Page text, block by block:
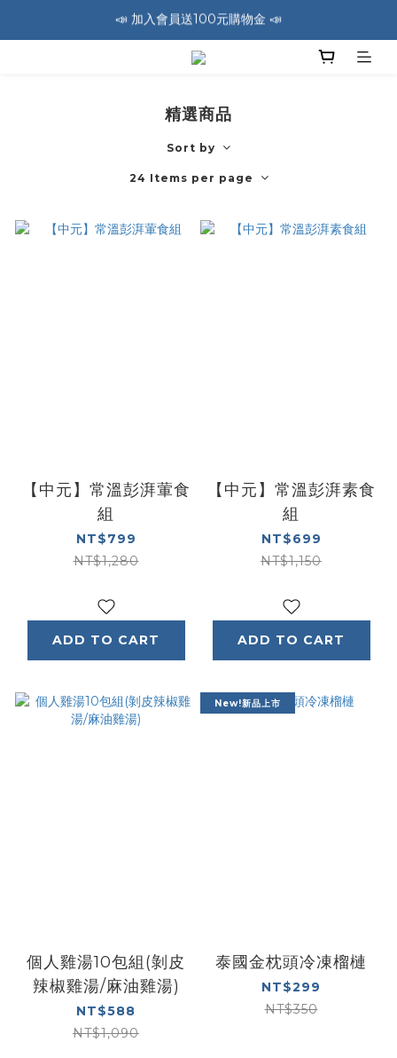
🚛 全館消費滿1200免運費 🚛
🚛 全館消費滿1200免運費 🚛
精選商品
Sort by
24 Items per page
【中元】常溫彭湃葷食
組
NT$799
NT$1,280
ADD TO CART
【中元】常溫彭湃素食
組
NT$699
NT$1,150
ADD TO CART
個人雞湯10包組(剝皮
辣椒雞湯/麻油雞湯)
NT$588
NT$1,090
New!新品上市
泰國金枕頭冷凍榴槤
NT$299
NT$350